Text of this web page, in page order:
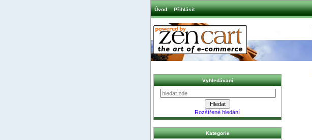
Úvod Přihlásit
Vyhledávaní
Rozšířené hledání
Kategorie